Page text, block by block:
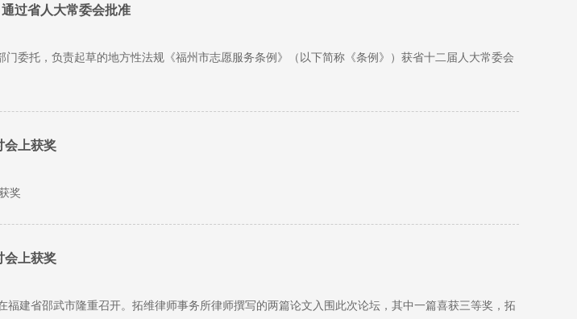
过省人大常委会批准
委托，负责起草的地方性法规《福州市志愿服务条例》（以下简称《条例》）获省十二届人大常委会
会上获奖
奖
会上获奖
建省邵武市隆重召开。拓维律师事务所律师撰写的两篇论文入围此次论坛，其中一篇喜获三等奖，拓